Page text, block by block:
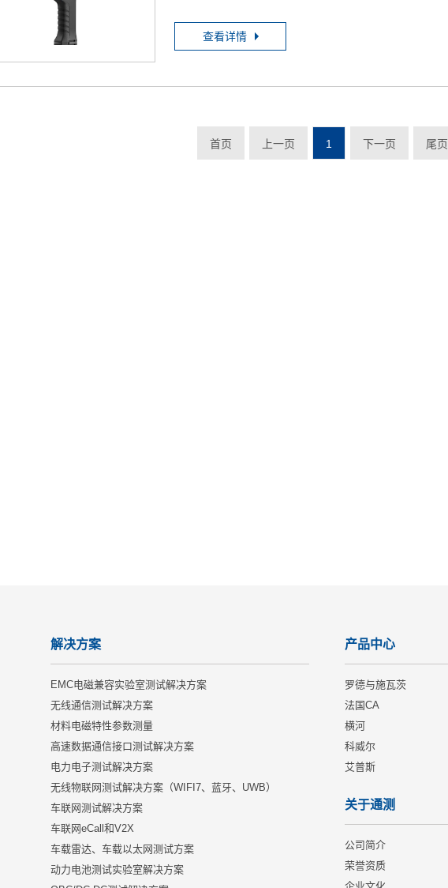
查看详情
首页 上一页 1 下一页 尾页
解决方案
EMC电磁兼容实验室测试解决方案
无线通信测试解决方案
材料电磁特性参数测量
高速数据通信接口测试解决方案
电力电子测试解决方案
无线物联网测试解决方案（WIFI7、蓝牙、UWB）
车联网测试解决方案
车联网eCall和V2X
车载雷达、车载以太网测试方案
动力电池测试实验室解决方案
产品中心
罗德与施瓦茨
法国CA
横河
科威尔
艾普斯
关于通测
公司简介
荣誉资质